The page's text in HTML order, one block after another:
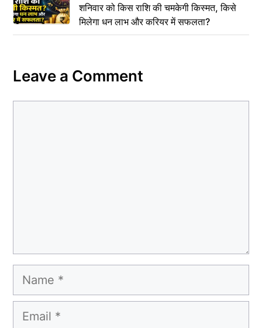
शनिवार को किस राशि की चमकेगी किस्मत, किसे
मिलेगा धन लाभ और करियर में सफलता?
Leave a Comment
Name
Email